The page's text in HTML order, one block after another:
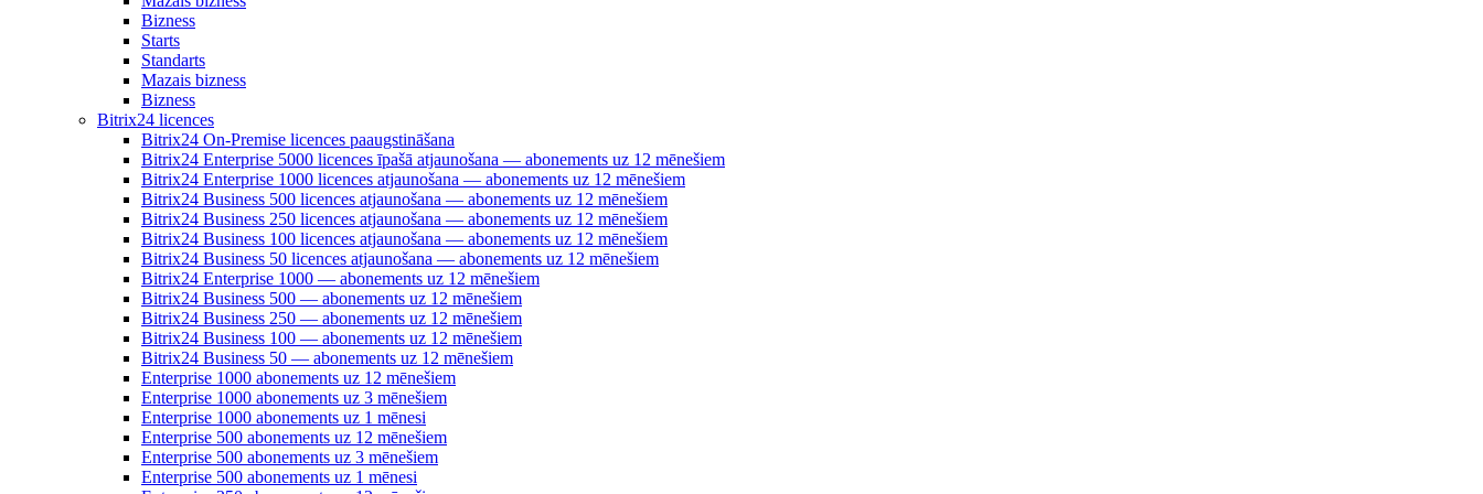
Bizness
Starts
Standarts
Mazais bizness
Bizness
Bitrix24 licences
Bitrix24 On-Premise licences paaugstināšana
Bitrix24 Enterprise 5000 licences īpašā atjaunošana — abonements uz 12 mēnešiem
Bitrix24 Enterprise 1000 licences atjaunošana — abonements uz 12 mēnešiem
Bitrix24 Business 500 licences atjaunošana — abonements uz 12 mēnešiem
Bitrix24 Business 250 licences atjaunošana — abonements uz 12 mēnešiem
Bitrix24 Business 100 licences atjaunošana — abonements uz 12 mēnešiem
Bitrix24 Business 50 licences atjaunošana — abonements uz 12 mēnešiem
Bitrix24 Enterprise 1000 — abonements uz 12 mēnešiem
Bitrix24 Business 500 — abonements uz 12 mēnešiem
Bitrix24 Business 250 — abonements uz 12 mēnešiem
Bitrix24 Business 100 — abonements uz 12 mēnešiem
Bitrix24 Business 50 — abonements uz 12 mēnešiem
Enterprise 1000 abonements uz 12 mēnešiem
Enterprise 1000 abonements uz 3 mēnešiem
Enterprise 1000 abonements uz 1 mēnesi
Enterprise 500 abonements uz 12 mēnešiem
Enterprise 500 abonements uz 3 mēnešiem
Enterprise 500 abonements uz 1 mēnesi